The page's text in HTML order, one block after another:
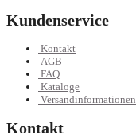
Kundenservice
Kontakt
AGB
FAQ
Kataloge
Versandinformationen
Kontakt